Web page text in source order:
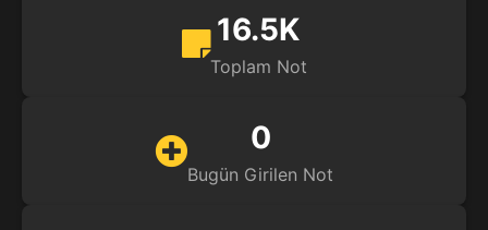
16.5K
Toplam Not
0
Bugün Girilen Not